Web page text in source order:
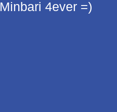
Minbari 4ever =)